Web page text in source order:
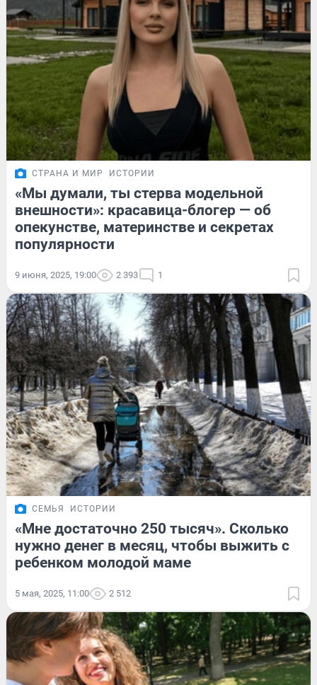
СТРАНА И МИР ИСТОРИИ
«Мы думали, ты стерва модельной
внешности»: красавица-блогер — об
опекунстве, материнстве и секретах
популярности
9 июня, 2025, 19:00 2 393 1
СЕМЬЯ ИСТОРИИ
«Мне достаточно 250 тысяч». Сколько
нужно денег в месяц, чтобы выжить с
ребенком молодой маме
5 мая, 2025, 11:00 2 512